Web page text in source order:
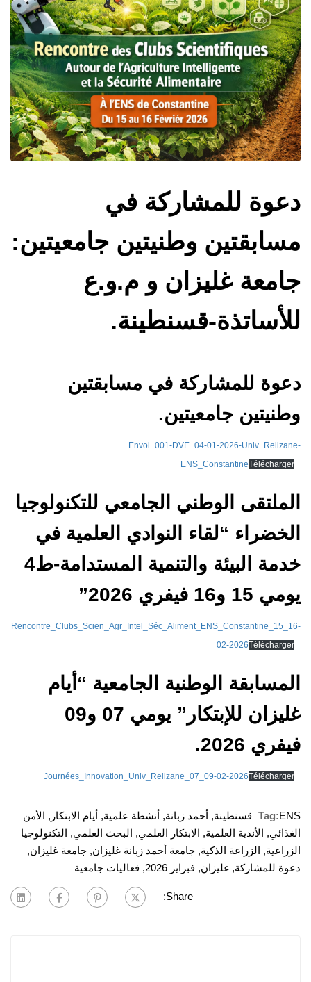
دعوة للمشاركة في
مسابقتين وطنيتين جامعيتين:
جامعة غليزان و م.و.ع
للأساتذة-قسنطينة.
دعوة للمشاركة في مسابقتين
وطنيتين جامعيتين.
Envoi_001-DVE_04-01-2026-Univ_Relizane-
ENS_ConstantineTélécharger
الملتقى الوطني الجامعي للتكنولوجيا
الخضراء “لقاء النوادي العلمية في
خدمة البيئة والتنمية المستدامة-ط4
يومي 15 و16 فيفري 2026”
Rencontre_Clubs_Scien_Agr_Intel_Séc_Aliment_ENS_Constantine_15_16-
02-2026Télécharger
المسابقة الوطنية الجامعية “أيام
غليزان للإبتكار” يومي 07 و09
فيفري 2026.
Journées_Innovation_Univ_Relizane_07_09-02-2026Télécharger
Tag:ENS قسنطينة , أحمد زبانة, أنشطة علمية, أيام الابتكار , الأمن
الغذائي, الأندية العلمية, الابتكار العلمي, البحث العلمي, التكنولوجيا
الزراعية, الزراعة الذكية, جامعة أحمد زبانة غليزان, جامعة غليزان,
دعوة للمشاركة, غليزان, فبراير 2026 , فعاليات جامعية
Share: